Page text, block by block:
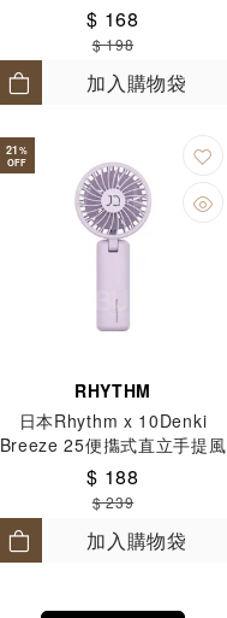
$ 168
$ 198
加入購物袋
21%
OFF
RHYTHM
日本Rhythm x 10Denki
Breeze 25便㩦式直立手提風
扇 女神紫
$ 188
$ 239
加入購物袋